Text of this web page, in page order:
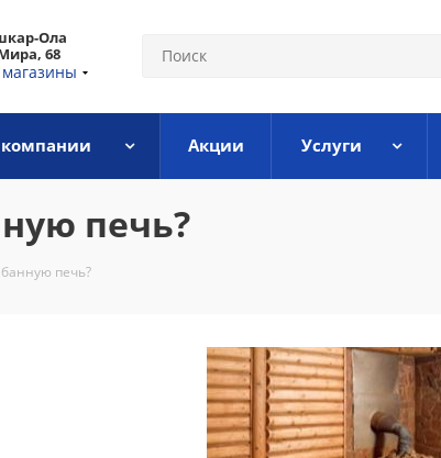
Ола
68
магазины
Акции Услуги
печь?
печь?